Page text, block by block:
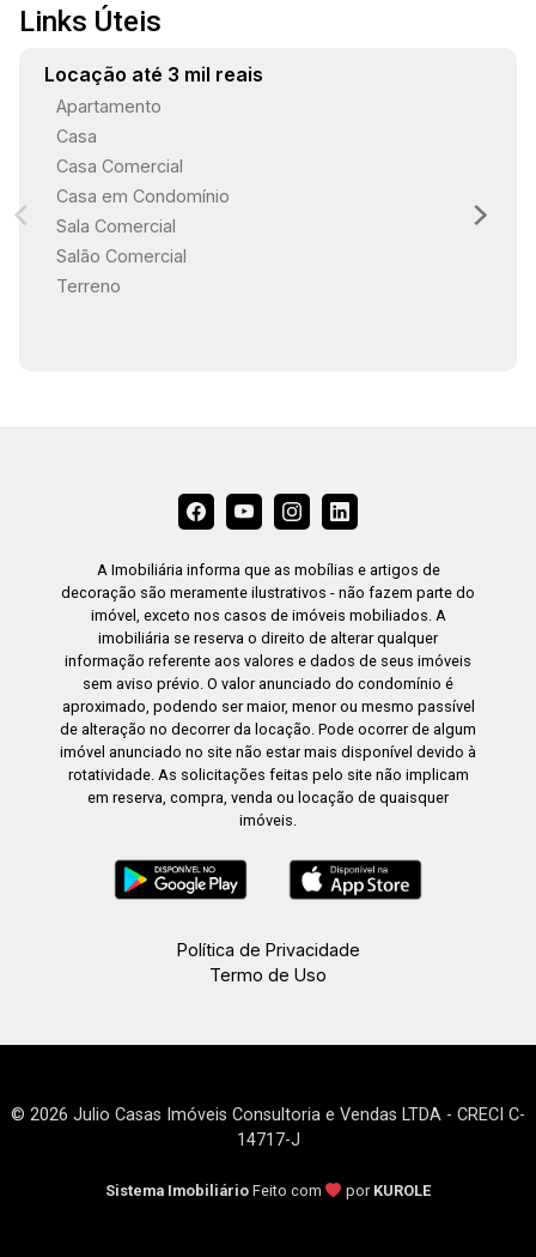
Links Úteis
Locação até 3 mil reais
Apartamento
Casa
Casa Comercial
Casa em Condomínio
Sala Comercial
Salão Comercial
Terreno
A Imobiliária informa que as mobílias e artigos de
decoração são meramente ilustrativos - não fazem parte do
imóvel, exceto nos casos de imóveis mobiliados. A
imobiliária se reserva o direito de alterar qualquer
informação referente aos valores e dados de seus imóveis
sem aviso prévio. O valor anunciado do condomínio é
aproximado, podendo ser maior, menor ou mesmo passível
de alteração no decorrer da locação. Pode ocorrer de algum
imóvel anunciado no site não estar mais disponível devido à
rotatividade. As solicitações feitas pelo site não implicam
em reserva, compra, venda ou locação de quaisquer
imóveis.
Política de Privacidade
Termo de Uso
© 2026 Julio Casas Imóveis Consultoria e Vendas LTDA - CRECI C-
14717-J
Sistema Imobiliário Feito com por KUROLE